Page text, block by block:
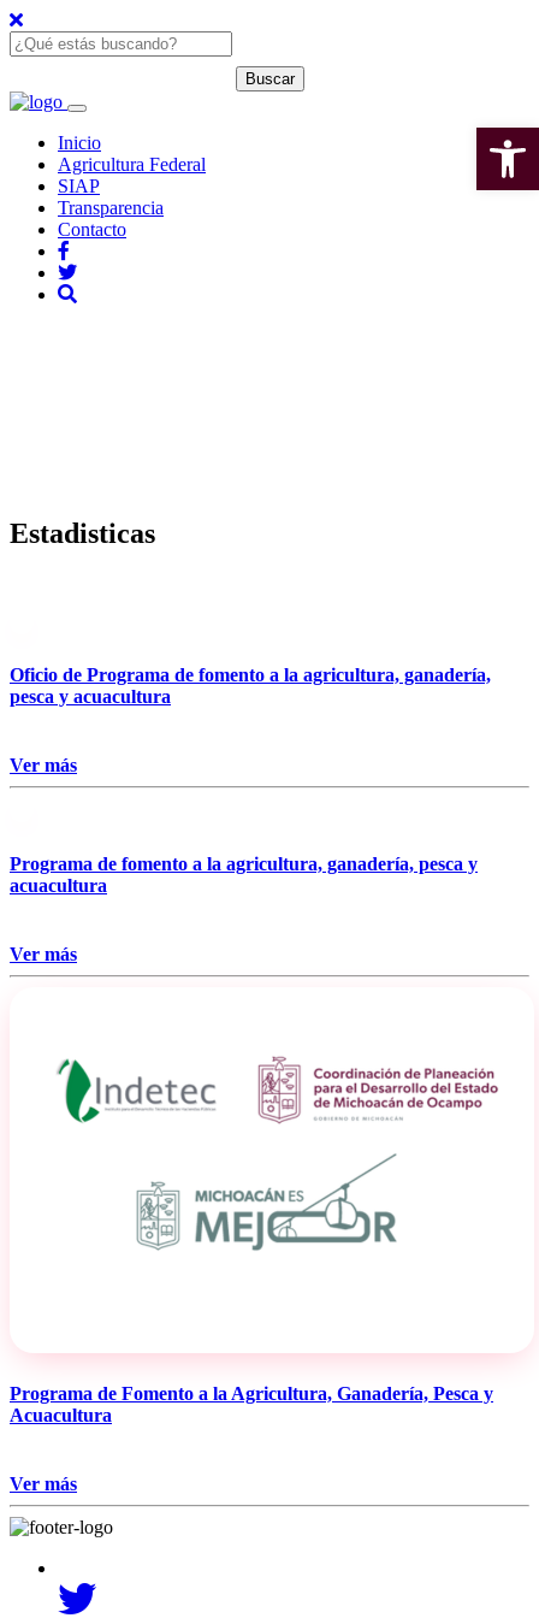
Inicio
Agricultura Federal
SIAP
Transparencia
Contacto
Estadisticas
Oficio de Programa de fomento a la agricultura, ganadería,
pesca y acuacultura
Ver más
Programa de fomento a la agricultura, ganadería, pesca y
acuacultura
Ver más
Programa de Fomento a la Agricultura, Ganadería, Pesca y
Acuacultura
Ver más